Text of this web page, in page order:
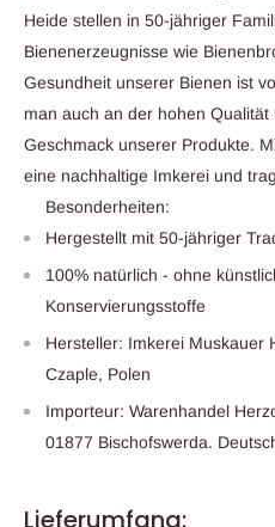
Heide stellen in 50-jähriger
Bienenerzeugnisse wie
Gesundheit unserer Bienen ist
man auch an der hohen
Geschmack unserer Produkte.
eine nachhaltige Imkerei und
Besonderheiten:
Hergestellt mit 50-jähriger
100% natürlich - ohne
Konservierungsstoffe
Hersteller: Imkerei Muskauer
Czaple, Polen
Importeur: Warenhandel
01877 Bischofswerda.
Lieferumfang: